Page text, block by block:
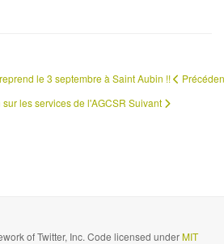
le 3 septembre à Saint Aubin !!
les services de l'AGCSR Suivant
of Twitter, Inc. Code licensed underMIT